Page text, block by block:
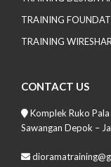
TRAINING
TRAINING
CONTACT US
Komplek Ruko
Sawangan Depok –